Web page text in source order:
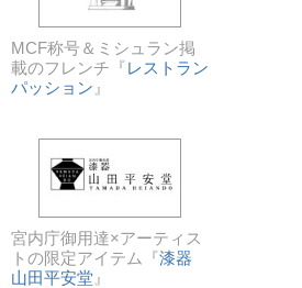
MCF称号＆ミシュラン掲
載のフレンチ『レストラン
パッション 』
宮内庁御用達×アーティス
トの限定アイテム『漆器
山田平安堂 』